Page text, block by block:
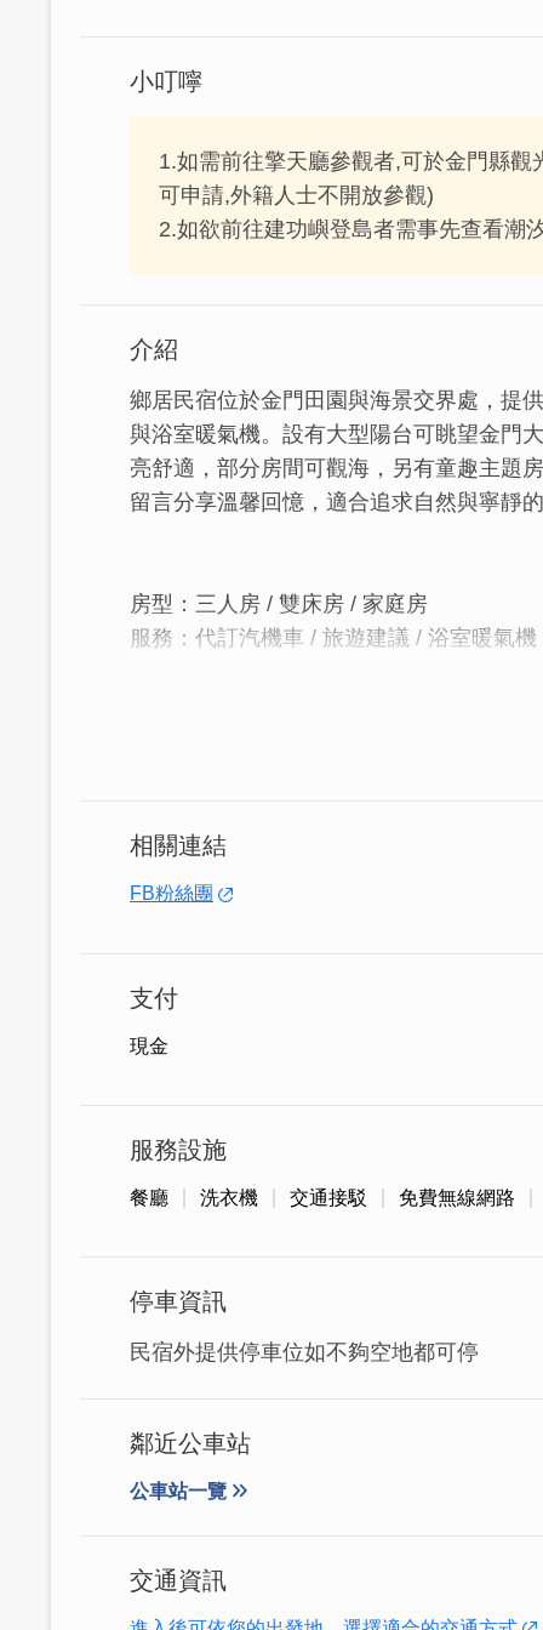
小叮嚀
1.如需前往擎天廳參觀者,可於金門縣
可申請,外籍人士不開放參觀)
2.如欲前往建功嶼登島者需事先查看潮
介紹
鄉居民宿位於金門田園與海景交界處，提
與浴室暖氣機。設有大型陽台可眺望金門
亮舒適，部分房間可觀海，另有童趣主題
留言分享溫馨回憶，適合追求自然與寧靜
房型：三人房 / 雙床房 / 家庭房
服務：代訂汽機車 / 旅遊建議 / 浴室暖氣機
相關連結
FB粉絲團
支付
現金
服務設施
餐廳 洗衣機 交通接駁 免費無線網路
停車資訊
民宿外提供停車位如不夠空地都可停
鄰近公車站
公車站一覽
交通資訊